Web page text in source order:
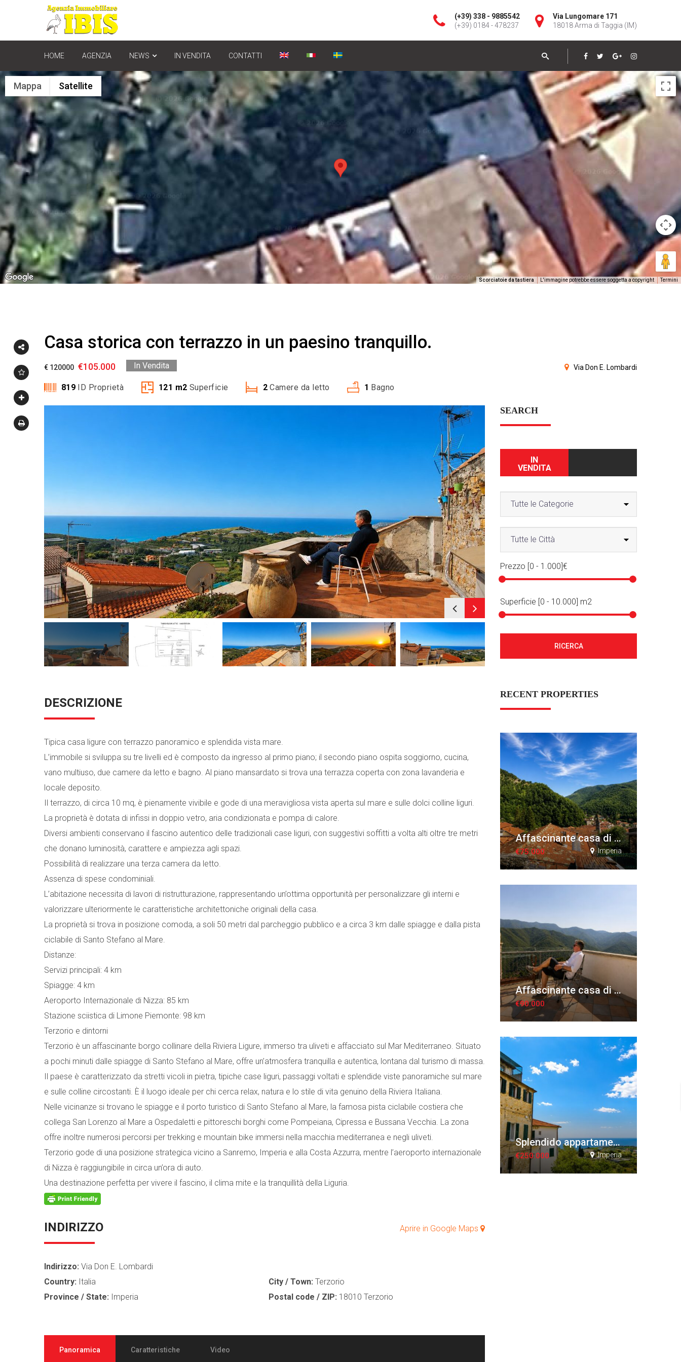
(+39) 338 - 9885542
(+39) 0184 - 478237
Via Lungomare 171
18018 Arma di Taggia (IM)
HOME AGENZIA NEWS IN VENDITA CONTATTI
Mappa Satellite
Scorciatoie da tastiera L'immagine potrebbe essere soggetta a copyright Termini
Casa storica con terrazzo in un paesino tranquillo.
€ 120000 €105.000 In Vendita Via Don E. Lombardi
819 ID Proprietà 121 m2 Superficie 2 Camere da letto 1 Bagno
DESCRIZIONE
Tipica casa ligure con terrazzo panoramico e splendida vista mare.
L’immobile si sviluppa su tre livelli ed è composto da ingresso al primo piano; il secondo piano ospita soggiorno, cucina,
vano multiuso, due camere da letto e bagno. Al piano mansardato si trova una terrazza coperta con zona lavanderia e
locale deposito.
Il terrazzo, di circa 10 mq, è pienamente vivibile e gode di una meravigliosa vista aperta sul mare e sulle dolci colline liguri.
La proprietà è dotata di infissi in doppio vetro, aria condizionata e pompa di calore.
Diversi ambienti conservano il fascino autentico delle tradizionali case liguri, con suggestivi soffitti a volta alti oltre tre metri
che donano luminosità, carattere e ampiezza agli spazi.
Possibilità di realizzare una terza camera da letto.
Assenza di spese condominiali.
L’abitazione necessita di lavori di ristrutturazione, rappresentando un’ottima opportunità per personalizzare gli interni e
valorizzare ulteriormente le caratteristiche architettoniche originali della casa.
La proprietà si trova in posizione comoda, a soli 50 metri dal parcheggio pubblico e a circa 3 km dalle spiagge e dalla pista
ciclabile di Santo Stefano al Mare.
Distanze:
Servizi principali: 4 km
Spiagge: 4 km
Aeroporto Internazionale di Nizza: 85 km
Stazione sciistica di Limone Piemonte: 98 km
Terzorio e dintorni
Terzorio è un affascinante borgo collinare della Riviera Ligure, immerso tra uliveti e affacciato sul Mar Mediterraneo. Situato
a pochi minuti dalle spiagge di Santo Stefano al Mare, offre un’atmosfera tranquilla e autentica, lontana dal turismo di massa.
Il paese è caratterizzato da stretti vicoli in pietra, tipiche case liguri, passaggi voltati e splendide viste panoramiche sul mare
e sulle colline circostanti. È il luogo ideale per chi cerca relax, natura e lo stile di vita genuino della Riviera Italiana.
Nelle vicinanze si trovano le spiagge e il porto turistico di Santo Stefano al Mare, la famosa pista ciclabile costiera che
collega San Lorenzo al Mare a Ospedaletti e pittoreschi borghi come Pompeiana, Cipressa e Bussana Vecchia. La zona
offre inoltre numerosi percorsi per trekking e mountain bike immersi nella macchia mediterranea e negli uliveti.
Terzorio gode di una posizione strategica vicino a Sanremo, Imperia e alla Costa Azzurra, mentre l’aeroporto internazionale
di Nizza è raggiungibile in circa un’ora di auto.
Una destinazione perfetta per vivere il fascino, il clima mite e la tranquillità della Liguria.
INDIRIZZO
Indirizzo: Via Don E. Lombardi
Country: Italia
Province / State: Imperia
City / Town: Terzorio
Postal code / ZIP: 18010 Terzorio
Aprire in Google Maps
Panoramica Caratteristiche Video
SEARCH
IN
VENDITA
Prezzo [0 - 1.000]€
Superficie [0 - 10.000] m2
RICERCA
RECENT PROPERTIES
Affascinante casa di paese con terrazze e vista panoramica
€75.000 Imperia
Affascinante casa di borgo con terrazza panoramica
€90.000
Splendido appartamento duplex storico
€250.000 Imperia